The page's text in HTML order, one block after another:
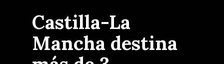
Castilla-La
Mancha destina